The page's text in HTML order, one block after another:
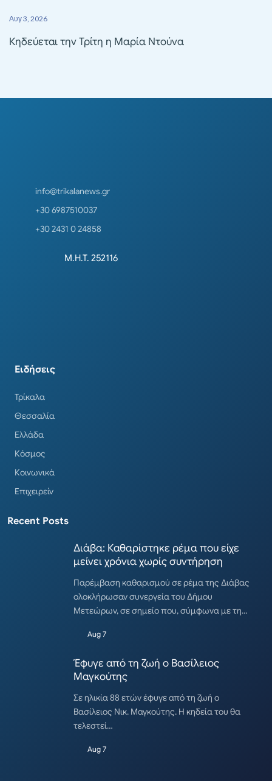
Αυγ 3, 2026
Κηδεύεται την Τρίτη η Μαρία Ντούνα
info@trikalanews.gr
+30 6987510037
+30 2431 0 24858
Μ.Η.Τ. 252116
Ειδήσεις
Τρίκαλα
Θεσσαλία
Ελλάδα
Κόσμος
Κοινωνικά
Επιχειρείν
Recent Posts
Διάβα: Καθαρίστηκε ρέμα που είχε
μείνει χρόνια χωρίς συντήρηση
Παρέμβαση καθαρισμού σε ρέμα της Διάβας
ολοκλήρωσαν συνεργεία του Δήμου
Μετεώρων, σε σημείο που, σύμφωνα με τη…
Aug 7
Έφυγε από τη ζωή ο Βασίλειος
Μαγκούτης
Σε ηλικία 88 ετών έφυγε από τη ζωή ο
Βασίλειος Νικ. Μαγκούτης. Η κηδεία του θα
τελεστεί…
Aug 7